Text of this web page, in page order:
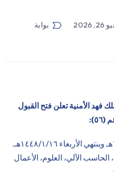
2026
بوابة
فهد الأمنية تعلن فتح القبول
الآلي، العلوم، الأعمال